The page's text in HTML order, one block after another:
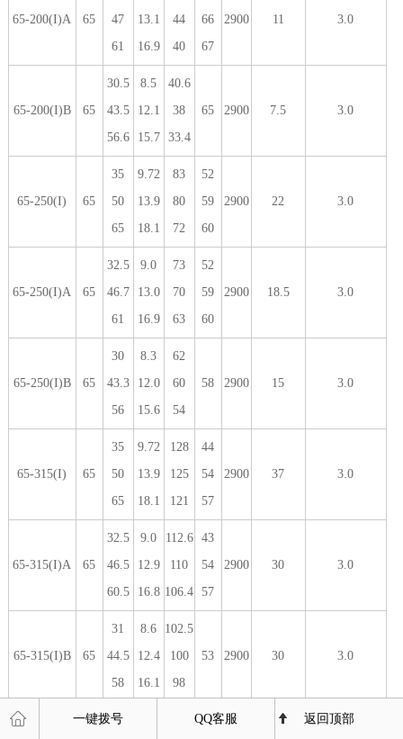
65-200(I)A 65
47
61
13.1
16.9
44
40
66
67
2900 11 3.0
65-200(I)B 65
30.5
43.5
56.6
8.5
12.1
15.7
40.6
38
33.4
65 2900 7.5 3.0
65-250(I) 65
35
50
65
9.72
13.9
18.1
83
80
72
52
59
60
2900 22 3.0
65-250(I)A 65
32.5
46.7
61
9.0
13.0
16.9
73
70
63
52
59
60
2900 18.5 3.0
65-250(I)B 65
30
43.3
56
8.3
12.0
15.6
62
60
54
58 2900 15 3.0
65-315(I) 65
35
50
65
9.72
13.9
18.1
128
125
121
44
54
57
2900 37 3.0
65-315(I)A 65
32.5
46.5
60.5
9.0
12.9
16.8
112.6
110
106.4
43
54
57
2900 30 3.0
65-315(I)B 65
31
44.5
58
8.6
12.4
16.1
102.5
100
98
53 2900 30 3.0
29
一键拨号 QQ客服 返回顶部